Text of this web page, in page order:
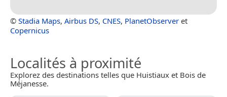
© Stadia Maps, Airbus DS, CNES, PlanetObserver et
Copernicus
Localités à proximité
Explorez des destinations telles que Huistiaux et Bois de
Méjanesse.